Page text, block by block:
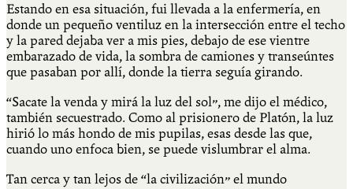
Estando en esa situación, fui llevada a la enfermería, en
donde un pequeño ventiluz en la intersección entre el techo
y la pared dejaba ver a mis pies, debajo de ese vientre
embarazado de vida, la sombra de camiones y transeúntes
que pasaban por allí, donde la tierra seguía girando.
“Sacate la venda y mirá la luz del sol”, me dijo el médico,
también secuestrado. Como al prisionero de Platón, la luz
hirió lo más hondo de mis pupilas, esas desde las que,
cuando uno enfoca bien, se puede vislumbrar el alma.
Tan cerca y tan lejos de “la civilización” el mundo